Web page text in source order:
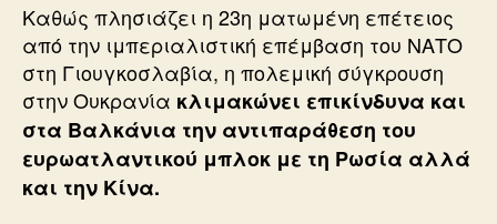
Καθώς πλησιάζει η 23η ματωμένη επέτειος
από την ιμπεριαλιστική επέμβαση του ΝΑΤΟ
στη Γιουγκοσλαβία, η πολεμική σύγκρουση
στην Ουκρανία κλιμακώνει επικίνδυνα και
στα Βαλκάνια την αντιπαράθεση του
ευρωατλαντικού μπλοκ με τη Ρωσία αλλά
και την Κίνα.